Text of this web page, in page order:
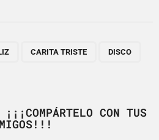
CARITA TRISTE DISCO
CON TUS